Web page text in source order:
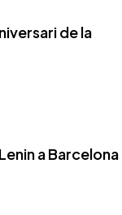
de la
a Barcelona